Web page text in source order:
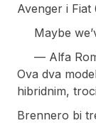
Avenger i Fiat
Maybe
— Alfa
Ova dva
hibridnim,
Brennero bi